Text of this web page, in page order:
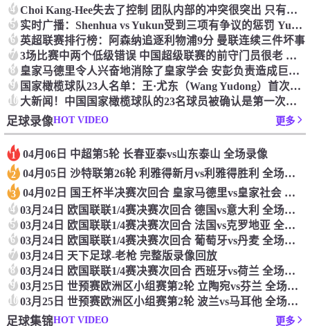
4 Choi Kang-Hee失去了控制 团队内部的冲突很突出 只有一个人可以从水火中拯救崔孔
5 实时广播：Shenhua vs Yukun受到三项有争议的惩罚 Yukun将向中国足球联合会提出投诉
6 英超联赛排行榜：阿森纳追逐利物浦9分 曼联连续三件坏事
7 3场比赛中两个低级错误 中国超级联赛的前守门员很老 是时候让位了 最好的继任者出现
8 皇家马德里令人兴奋地消除了皇家学会 安彭负责造成巨大的灾难！
9 国家橄榄球队23人名单：王·尤东（Wang Yudong）首次被选为第11名 塞吉尼奥（Serginho）在名单上
10 大新闻！中国国家橄榄球队的23名球员被确认是第一次进入阵容
足球录像HOT VIDEO 更多
1 04月06日 中超第5轮 长春亚泰vs山东泰山 全场录像
2 04月05日 沙特联第26轮 利雅得新月vs利雅得胜利 全场录像
3 04月02日 国王杯半决赛次回合 皇家马德里vs皇家社会 全场录像
4 03月24日 欧国联联1/4赛决赛次回合 德国vs意大利 全场录像回放
5 03月24日 欧国联联1/4赛决赛次回合 法国vs克罗地亚 全场录像回放
6 03月24日 欧国联联1/4赛决赛次回合 葡萄牙vs丹麦 全场录像回放
7 03月24日 天下足球-老枪 完整版录像回放
8 03月24日 欧国联联1/4赛决赛次回合 西班牙vs荷兰 全场录像回放
9 03月25日 世预赛欧洲区小组赛第2轮 立陶宛vs芬兰 全场录像回放
10 03月25日 世预赛欧洲区小组赛第2轮 波兰vs马耳他 全场录像回放
足球集锦HOT VIDEO 更多